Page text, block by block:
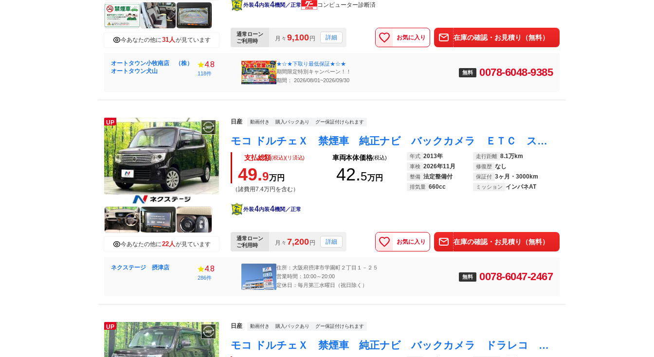
今あなたの他に31人が見ています
外装4内装4機関／正常 コンピューター診断済
通常ローン
ご利用時
月々 9,100円 詳細 お気に入り 在庫の確認・お見積り（無料）
オートタウン小牧南店 （株）
オートタウン犬山
4.8
118件
★☆★下取り最低保証★☆★
期間限定特別キャンペーン！！
期間： 2026/08/01~2026/09/30
無料 0078-6048-9385
UP
今あなたの他に22人が見ています
日産 動画付き 購入パックあり グー保証付けられます
モコ ドルチェＸ 禁煙車 純正ナビ バックカメラ ＥＴＣ スマートキー ＥＴＣ オートエアコン オートライト ＢＬＵＥＴＯＯＴＨ 純正１４インチアルミホイール ＨＩＤヘッドライト アイドリングストップ レザー調シート
支払総額(税込)(リ済込)
49.9万円
（諸費用7.4万円を含む）
車両本体価格(税込)
42.5万円
年式 2013年 走行距離 8.1万km
車検 2026年11月 修復歴 なし
整備 法定整備付 保証付 3ヶ月・3000km
排気量 660cc ミッション インパネAT
外装4内装4機関／正常
通常ローン
ご利用時
月々 7,200円 詳細 お気に入り 在庫の確認・お見積り（無料）
ネクステージ 摂津店 4.8
286件
住所：大阪府摂津市学園町２丁目１－２５
営業時間：10:00～20:00
定休日：毎月第三水曜日（祝日除く）
無料 0078-6047-2467
UP 日産 動画付き 購入パックあり グー保証付けられます
モコ ドルチェＸ 禁煙車 純正ナビ バックカメラ ドラレコ ＣＤ／ＤＶＤ／フルセグ Ｂｌｕｅｔｏｏｔｈ接続可 オートライト オートエアコン スマートキー ＨＩＤヘッド ベージュ内装 電動格納ミラー 盗難防止装置